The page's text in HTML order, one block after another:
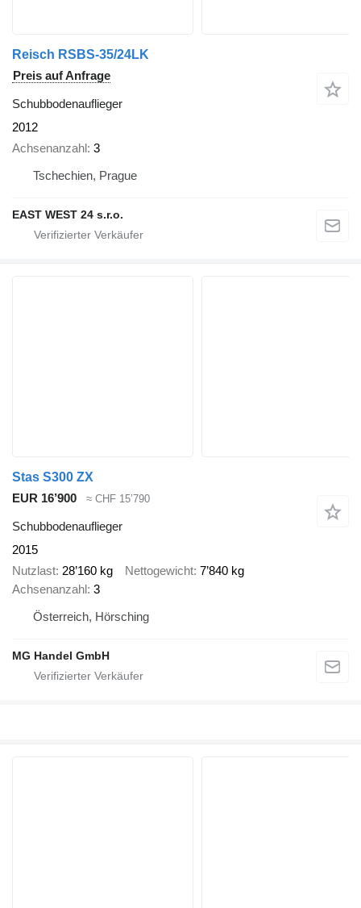
Reisch RSBS-35/24LK
Preis auf Anfrage
Schubbodenauflieger
2012
Achsenanzahl 3
Tschechien, Prague
EAST WEST 24 s.r.o.
Stas S300 ZX
EUR 16’900
≈ CHF 15’790
Schubbodenauflieger
2015
Nutzlast 28’160 kg Nettogewicht 7’840 kg
Achsenanzahl 3
Österreich, Hörsching
MG Handel GmbH